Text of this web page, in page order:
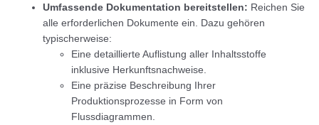
Umfassende Dokumentation bereitstellen: Reichen Sie
alle erforderlichen Dokumente ein. Dazu gehören
typischerweise:
Eine detaillierte Auflistung aller Inhaltsstoffe
inklusive Herkunftsnachweise.
Eine präzise Beschreibung Ihrer
Produktionsprozesse in Form von
Flussdiagrammen.